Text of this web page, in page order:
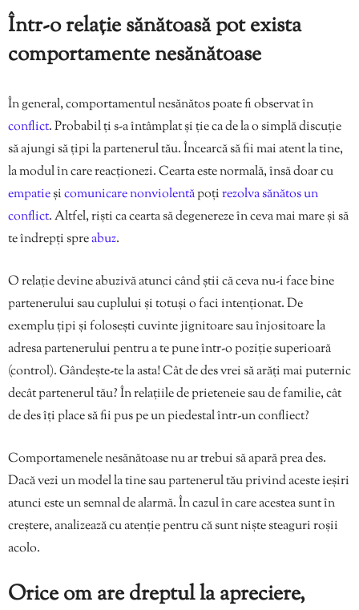
Într-o relație sănătoasă pot exista
comportamente nesănătoase
În general, comportamentul nesănătos poate fi observat în
conflict. Probabil ți s-a întâmplat și ție ca de la o simplă discuție
să ajungi să țipi la partenerul tău. Încearcă să fii mai atent la tine,
la modul în care reacționezi. Cearta este normală, însă doar cu
empatieșicomunicare nonviolentăpoțirezolva sănătos un
conflict. Altfel, riști ca cearta să degenereze în ceva mai mare și să
te îndrepți spreabuz.
O relație devine abuzivă atunci când știi că ceva nu-i face bine
partenerului sau cuplului și totuși o faci intenționat. De
exemplu țipi și folosești cuvinte jignitoare sau înjositoare la
adresa partenerului pentru a te pune într-o poziție superioară
(control). Gândește-te la asta! Cât de des vrei să arăți mai puternic
decât partenerul tău? În relațiile de prieteneie sau de familie, cât
de des îți place să fii pus pe un piedestal într-un confliect?
Comportamenele nesănătoase nu ar trebui să apară prea des.
Dacă vezi un model la tine sau partenerul tău privind aceste ieșiri
atunci este un semnal de alarmă. În cazul în care acestea sunt în
creștere, analizează cu atenție pentru că sunt niște steaguri roșii
acolo.
Orice om are dreptul la apreciere,